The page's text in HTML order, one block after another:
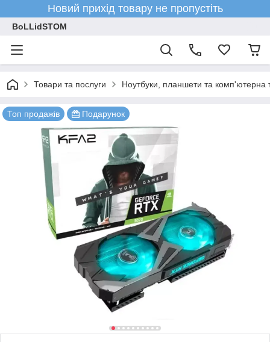
Новий прихід товару не пропустіть
BoLLidSTOM
Товари та послуги Ноутбуки, планшети та комп'ютерна
Топ продажів Подарунок